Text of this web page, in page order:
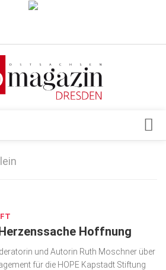
Dresden / Ostsachsen
Hoffnung
und Autorin Ruth Moschner über
für die HOPE Kapstadt Stiftung